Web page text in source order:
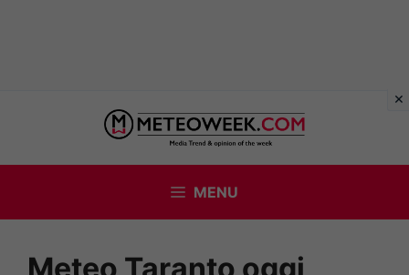
contenuto
MENU
Meteo Taranto oggi